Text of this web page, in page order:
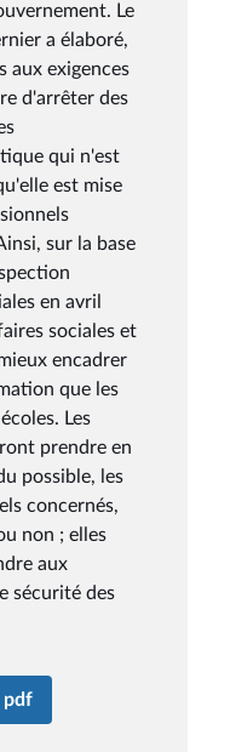
Le
a élaboré,
aux exigences
d'arrêter des
qui n'est
est mise
sur la base
en avril
sociales et
encadrer
que les
Les
prendre en
possible, les
concernés,
non ; elles
aux
sécurité des
pdf